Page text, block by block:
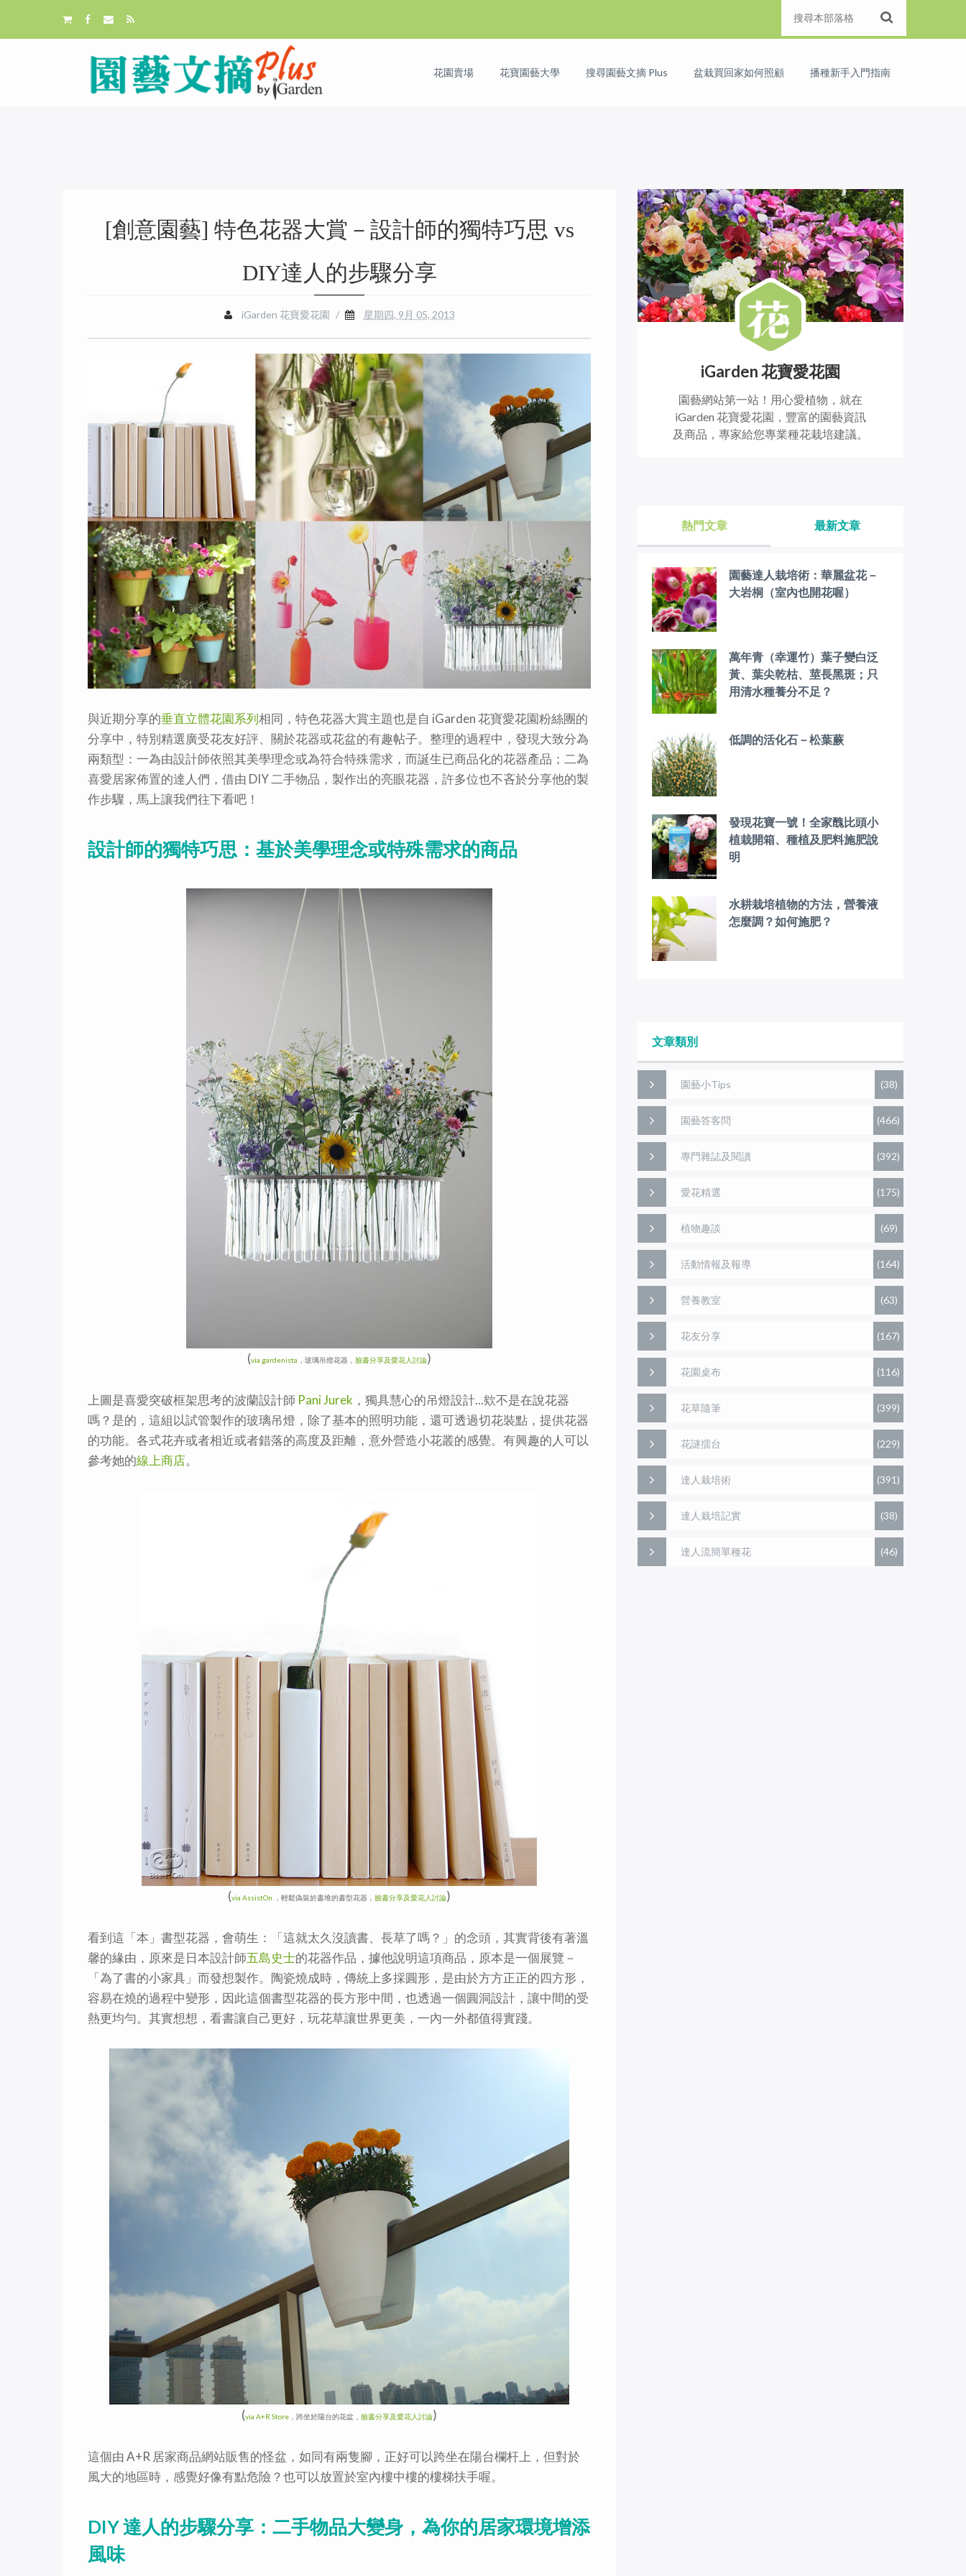
花園賣場 花寶園藝大學 搜尋園藝文摘 Plus 盆栽買回家如何照顧 播種新手入門指南
[創意園藝] 特色花器大賞－設計師的獨特巧思 vs
DIY達人的步驟分享
iGarden 花寶愛花園 / 星期四, 9月 05, 2013
與近期分享的垂直立體花園系列相同，特色花器大賞主題也是自 iGarden 花寶愛花園粉絲團的
分享中，特別精選廣受花友好評、關於花器或花盆的有趣帖子。整理的過程中，發現大致分為
兩類型：一為由設計師依照其美學理念或為符合特殊需求，而誕生已商品化的花器產品；二為
喜愛居家佈置的達人們，借由 DIY 二手物品，製作出的亮眼花器，許多位也不吝於分享他的製
作步驟，馬上讓我們往下看吧！
設計師的獨特巧思：基於美學理念或特殊需求的商品
(via gardenista ，玻璃吊燈花器， 臉書分享及愛花人討論)
上圖是喜愛突破框架思考的波蘭設計師 Pani Jurek ，獨具慧心的吊燈設計...欸不是在說花器
嗎？是的，這組以試管製作的玻璃吊燈，除了基本的照明功能，還可透過切花裝點，提供花器
的功能。各式花卉或者相近或者錯落的高度及距離，意外營造小花叢的感覺。有興趣的人可以
參考她的線上商店。
(via AssistOn. ，輕鬆偽裝於書堆的書型花器， 臉書分享及愛花人討論)
看到這「本」書型花器，會萌生：「這就太久沒讀書、長草了嗎？」的念頭，其實背後有著溫
馨的緣由，原來是日本設計師五島史士的花器作品，據他說明這項商品，原本是一個展覽－
「為了書的小家具」而發想製作。陶瓷燒成時，傳統上多採圓形，是由於方方正正的四方形，
容易在燒的過程中變形，因此這個書型花器的長方形中間，也透過一個圓洞設計，讓中間的受
熱更均勻。其實想想，看書讓自己更好，玩花草讓世界更美，一內一外都值得實踐。
(via A+R Store ，跨坐於陽台的花盆， 臉書分享及愛花人討論)
這個由 A+R 居家商品網站販售的怪盆，如同有兩隻腳，正好可以跨坐在陽台欄杆上，但對於
風大的地區時，感覺好像有點危險？也可以放置於室內樓中樓的樓梯扶手喔。
DIY 達人的步驟分享：二手物品大變身，為你的居家環境增添
風味
iGarden 花寶愛花園
園藝網站第一站！用心愛植物，就在
iGarden 花寶愛花園，豐富的園藝資訊
及商品，專家給您專業種花栽培建議。
熱門文章 最新文章
園藝達人栽培術：華麗盆花－
大岩桐（室內也開花喔）
萬年青（幸運竹）葉子變白泛
黃、葉尖乾枯、莖長黑斑；只
用清水種養分不足？
低調的活化石－松葉蕨
發現花寶一號！全家醜比頭小
植栽開箱、種植及肥料施肥說
明
水耕栽培植物的方法，營養液
怎麼調？如何施肥？
文章類別
園藝小Tips (38)
園藝答客問 (466)
專門雜誌及閱讀 (392)
愛花精選 (175)
植物趣談 (69)
活動情報及報導 (164)
營養教室 (63)
花友分享 (167)
花園桌布 (116)
花草隨筆 (399)
花謎擂台 (229)
達人栽培術 (391)
達人栽培記實 (38)
達人流簡單種花 (46)